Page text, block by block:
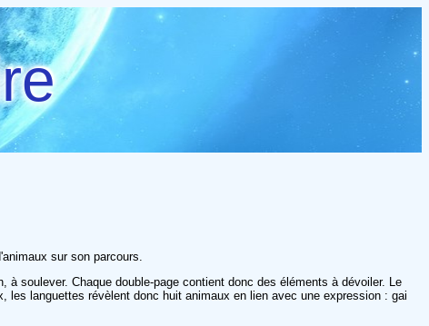
sur son parcours.
soulever. Chaque double-page contient donc des éléments à dévoiler. Le
languettes révèlent donc huit animaux en lien avec une expression : gai